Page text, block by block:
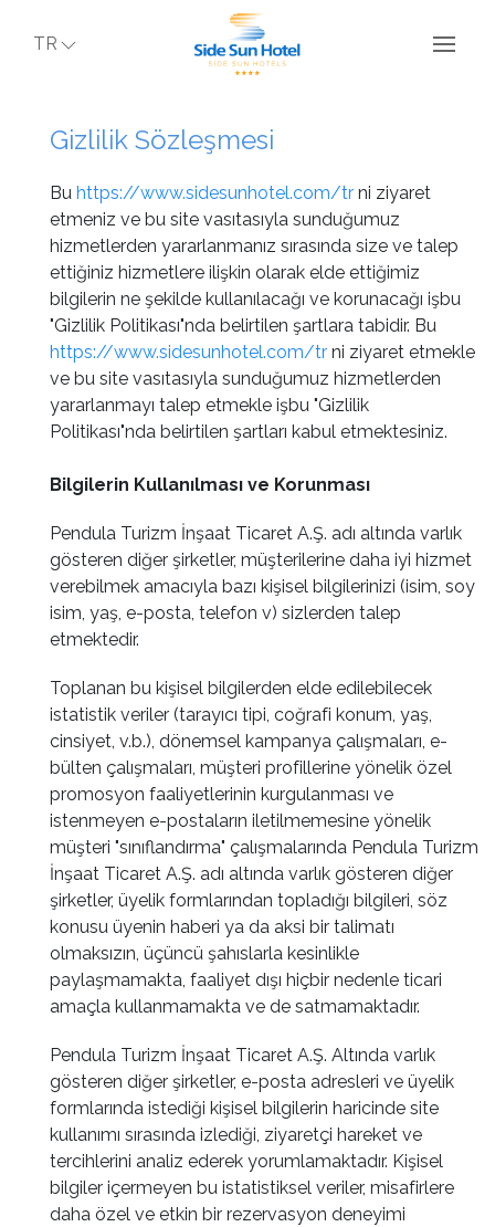
TR
Gizlilik Sözleşmesi
Bu https://www.sidesunhotel.com/tr ni ziyaret
etmeniz ve bu site vasıtasıyla sunduğumuz
hizmetlerden yararlanmanız sırasında size ve talep
ettiğiniz hizmetlere ilişkin olarak elde ettiğimiz
bilgilerin ne şekilde kullanılacağı ve korunacağı işbu
"Gizlilik Politikası"nda belirtilen şartlara tabidir. Bu
https://www.sidesunhotel.com/tr ni ziyaret etmekle
ve bu site vasıtasıyla sunduğumuz hizmetlerden
yararlanmayı talep etmekle işbu "Gizlilik
Politikası"nda belirtilen şartları kabul etmektesiniz.
Bilgilerin Kullanılması ve Korunması
Pendula Turizm İnşaat Ticaret A.Ş. adı altında varlık
gösteren diğer şirketler, müşterilerine daha iyi hizmet
verebilmek amacıyla bazı kişisel bilgilerinizi (isim, soy
isim, yaş, e-posta, telefon v) sizlerden talep
etmektedir.
Toplanan bu kişisel bilgilerden elde edilebilecek
istatistik veriler (tarayıcı tipi, coğrafi konum, yaş,
cinsiyet, v.b.), dönemsel kampanya çalışmaları, e-
bülten çalışmaları, müşteri profillerine yönelik özel
promosyon faaliyetlerinin kurgulanması ve
istenmeyen e-postaların iletilmemesine yönelik
müşteri "sınıflandırma" çalışmalarında Pendula Turizm
İnşaat Ticaret A.Ş. adı altında varlık gösteren diğer
şirketler, üyelik formlarından topladığı bilgileri, söz
konusu üyenin haberi ya da aksi bir talimatı
olmaksızın, üçüncü şahıslarla kesinlikle
paylaşmamakta, faaliyet dışı hiçbir nedenle ticari
amaçla kullanmamakta ve de satmamaktadır.
Pendula Turizm İnşaat Ticaret A.Ş. Altında varlık
gösteren diğer şirketler, e-posta adresleri ve üyelik
formlarında istediği kişisel bilgilerin haricinde site
kullanımı sırasında izlediği, ziyaretçi hareket ve
tercihlerini analiz ederek yorumlamaktadır. Kişisel
bilgiler içermeyen bu istatistiksel veriler, misafirlere
daha özel ve etkin bir rezervasyon deneyimi